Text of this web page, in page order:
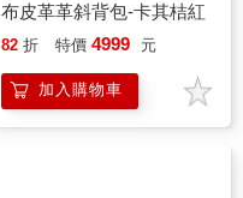
布皮革革斜背包-卡其桔紅
82 折 特價 4999 元
加入購物車